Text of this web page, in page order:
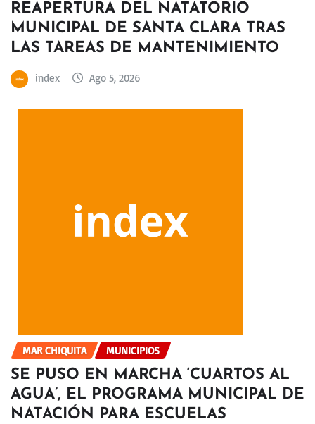
REAPERTURA DEL NATATORIO
MUNICIPAL DE SANTA CLARA TRAS
LAS TAREAS DE MANTENIMIENTO
index Ago 5, 2026
MAR CHIQUITA MUNICIPIOS
SE PUSO EN MARCHA ‘CUARTOS AL
AGUA’, EL PROGRAMA MUNICIPAL DE
NATACIÓN PARA ESCUELAS